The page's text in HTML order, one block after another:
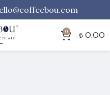
0 ₺ 0,00